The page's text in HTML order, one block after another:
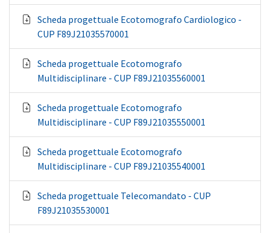
Scheda progettuale Ecotomografo Cardiologico -
CUP F89J21035570001
Scheda progettuale Ecotomografo
Multidisciplinare - CUP F89J21035560001
Scheda progettuale Ecotomografo
Multidisciplinare - CUP F89J21035550001
Scheda progettuale Ecotomografo
Multidisciplinare - CUP F89J21035540001
Scheda progettuale Telecomandato - CUP
F89J21035530001